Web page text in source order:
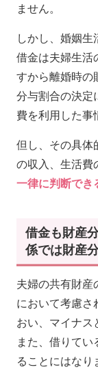
ません。
しかし、婚姻
借金は夫婦生活
すから離婚時の
分与割合の決定
費を利用した事
但し、その具体
の収入、生活費
一律に判断でき
借金も財産
係では財産
夫婦の共有財産
において考慮さ
おい、マイナス
また、借りて
ることにはなり